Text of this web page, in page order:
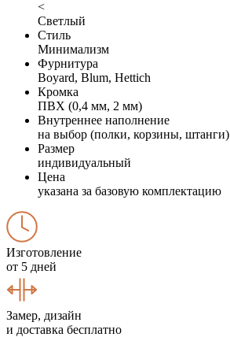
<
Светлый
Стиль
Минимализм
Фурнитура
Boyard, Blum, Hettich
Кромка
ПВХ (0,4 мм, 2 мм)
Внутреннее наполнение
на выбор (полки, корзины, штанги)
Размер
индивидуальный
Цена
указана за базовую комплектацию
Изготовление
от 5 дней
Замер, дизайн
и доставка бесплатно